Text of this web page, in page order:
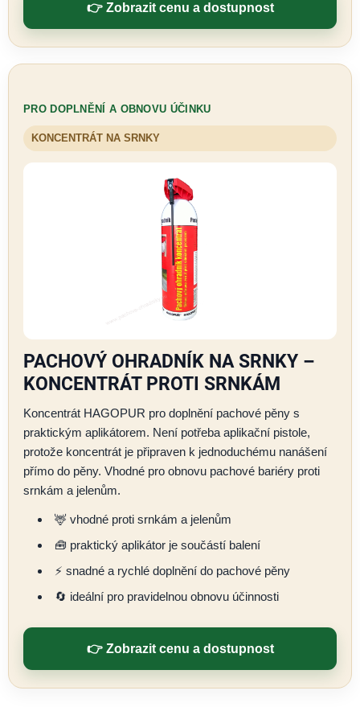
👉 Zobrazit cenu a dostupnost
PRO DOPLNĚNÍ A OBNOVU ÚČINKU
KONCENTRÁT NA SRNKY
PACHOVÝ OHRADNÍK NA SRNKY –
KONCENTRÁT PROTI SRNKÁM
Koncentrát HAGOPUR pro doplnění pachové pěny s
praktickým aplikátorem. Není potřeba aplikační pistole,
protože koncentrát je připraven k jednoduchému nanášení
přímo do pěny. Vhodné pro obnovu pachové bariéry proti
srnkám a jelenům.
🦌 vhodné proti srnkám a jelenům
🧰 praktický aplikátor je součástí balení
⚡ snadné a rychlé doplnění do pachové pěny
🔄 ideální pro pravidelnou obnovu účinnosti
👉 Zobrazit cenu a dostupnost